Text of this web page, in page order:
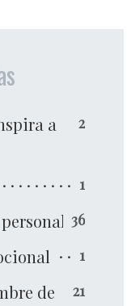
a
2
1
36
1
de
21